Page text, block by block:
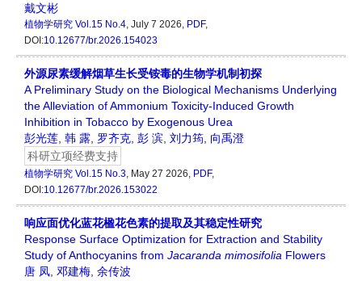
戴文彬
植物学研究 Vol.15 No.4, July 7 2026, PDF,
DOI:10.12677/br.2026.154023
外源尿素缓解烟草生长受铵毒的生物学机制初探
A Preliminary Study on the Biological Mechanisms Underlying
the Alleviation of Ammonium Toxicity-Induced Growth
Inhibition in Tobacco by Exogenous Urea
彭光莲 韩 露 罗齐克 彭 滨 刘力筠 向禹澄
科研立项经费支持
植物学研究 Vol.15 No.3, May 27 2026, PDF,
DOI:10.12677/br.2026.153022
响应面优化蓝花楹花色素的提取及其稳定性研究
Response Surface Optimization for Extraction and Stability
Study of Anthocyanins from Jacaranda mimosifolia Flowers
唐 凤 邓建梅 余传波